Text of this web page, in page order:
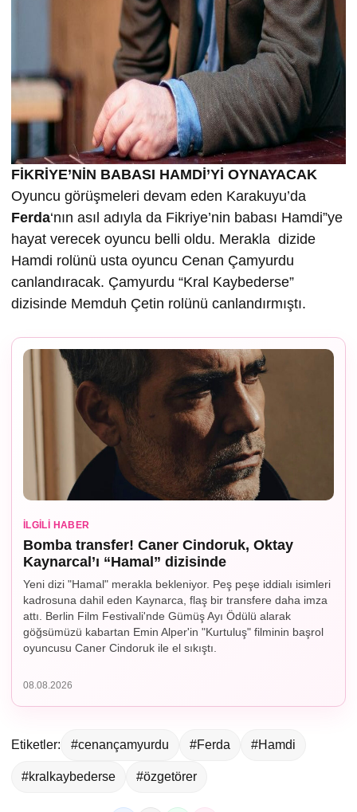
FİKRİYE’NİN BABASI HAMDİ’Yİ OYNAYACAK
Oyuncu görüşmeleri devam eden Karakuyu’da
Ferda‘nın asıl adıyla da Fikriye’nin babası Hamdi”ye
hayat verecek oyuncu belli oldu. Merakla dizide
Hamdi rolünü usta oyuncu Cenan Çamyurdu
canlandıracak. Çamyurdu “Kral Kaybederse”
dizisinde Memduh Çetin rolünü canlandırmıştı.
İLGILI HABER
Bomba transfer! Caner Cindoruk, Oktay
Kaynarcal’ı “Hamal” dizisinde
Yeni dizi "Hamal" merakla bekleniyor. Peş peşe iddialı isimleri
kadrosuna dahil eden Kaynarca, flaş bir transfere daha imza
attı. Berlin Film Festivali'nde Gümüş Ayı Ödülü alarak
göğsümüzü kabartan Emin Alper'in "Kurtuluş" filminin başrol
oyuncusu Caner Cindoruk ile el sıkıştı.
08.08.2026
Etiketler: #cenançamyurdu #Ferda #Hamdi
#kralkaybederse #özgetörer